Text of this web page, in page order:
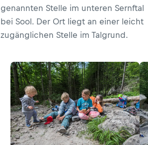
genannten Stelle im unteren Sernftal
bei Sool. Der Ort liegt an einer leicht
zugänglichen Stelle im Talgrund.